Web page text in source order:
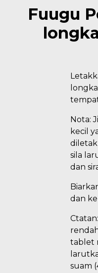
Nota:
kecil
sila
dan
dan
tablet
suam
Fuugu